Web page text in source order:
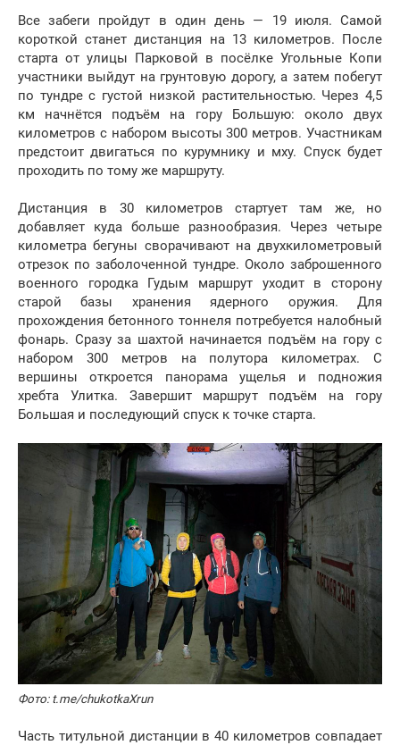
Все забеги пройдут в один день — 19 июля. Самой
короткой станет дистанция на 13 километров. После
старта от улицы Парковой в посёлке Угольные Копи
участники выйдут на грунтовую дорогу, а затем побегут
по тундре с густой низкой растительностью. Через 4,5
км начнётся подъём на гору Большую: около двух
километров с набором высоты 300 метров. Участникам
предстоит двигаться по курумнику и мху. Спуск будет
проходить по тому же маршруту.
Дистанция в 30 километров стартует там же, но
добавляет куда больше разнообразия. Через четыре
километра бегуны сворачивают на двухкилометровый
отрезок по заболоченной тундре. Около заброшенного
военного городка Гудым маршрут уходит в сторону
старой базы хранения ядерного оружия. Для
прохождения бетонного тоннеля потребуется налобный
фонарь. Сразу за шахтой начинается подъём на гору с
набором 300 метров на полутора километрах. С
вершины откроется панорама ущелья и подножия
хребта Улитка. Завершит маршрут подъём на гору
Большая и последующий спуск к точке старта.
Фото: t.me/chukotkaXrun
Часть титульной дистанции в 40 километров совпадает